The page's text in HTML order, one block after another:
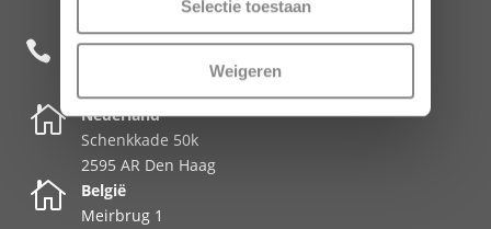
Selectie toestaan
Weigeren
 +31 85 482 0020

Nederland
Schenkkade 50k
2595 AR Den Haag

België
Meirbrug 1